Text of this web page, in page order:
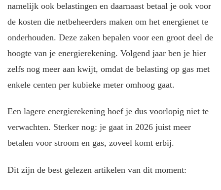
namelijk ook belastingen en daarnaast betaal je ook voor
de kosten die netbeheerders maken om het energienet te
onderhouden. Deze zaken bepalen voor een groot deel de
hoogte van je energierekening. Volgend jaar ben je hier
zelfs nog meer aan kwijt, omdat de belasting op gas met
enkele centen per kubieke meter omhoog gaat.
Een lagere energierekening hoef je dus voorlopig niet te
verwachten. Sterker nog: je gaat in 2026 juist meer
betalen voor stroom en gas, zoveel komt erbij.
Dit zijn de best gelezen artikelen van dit moment: